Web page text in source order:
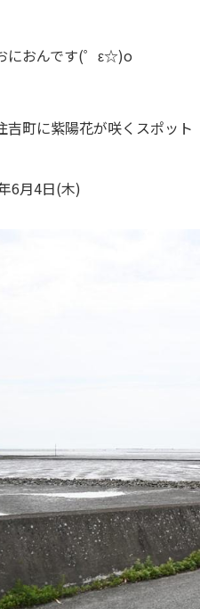
におんです(゜ε☆)o
吉町に紫陽花が咲くスポット
6月4日(木)